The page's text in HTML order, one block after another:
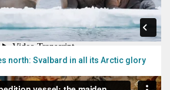
north: Svalbard in all its Arctic glory